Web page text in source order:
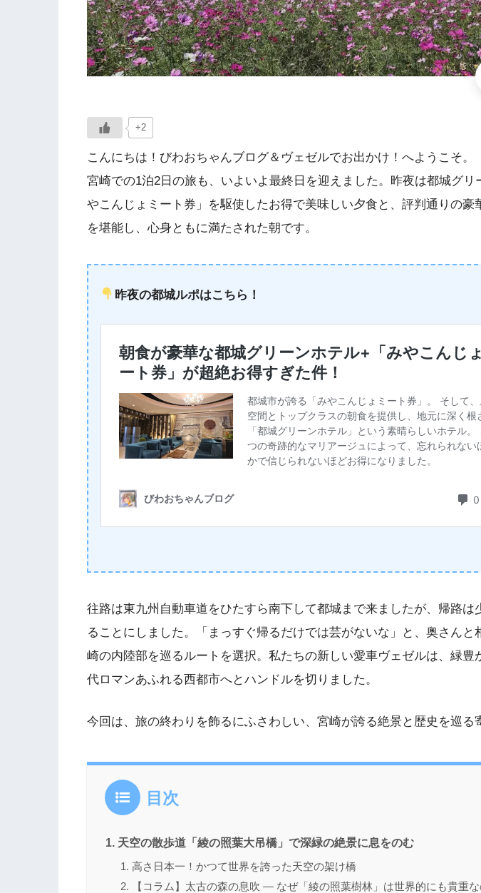
+2
こんにちは！びわおちゃんブログ＆ヴェゼルでお出かけ！へようこそ。
宮崎での1泊2日の旅も、いよいよ最終日を迎えました。昨夜は都城グリ
やこんじょミート券」を駆使したお得で美味しい夕食と、評判通りの豪
を堪能し、心身ともに満たされた朝です。
昨夜の都城ルポはこちら！
往路は東九州自動車道をひたすら南下して都城まで来ましたが、帰路は
ることにしました。「まっすぐ帰るだけでは芸がないな」と、奥さんと
崎の内陸部を巡るルートを選択。私たちの新しい愛車ヴェゼルは、緑豊
代ロマンあふれる西都市へとハンドルを切りました。
今回は、旅の終わりを飾るにふさわしい、宮崎が誇る絶景と歴史を巡る
目次
天空の散歩道「綾の照葉大吊橋」で深緑の絶景に息をのむ
高さ日本一！かつて世界を誇った天空の架け橋
【コラム】太古の森の息吹 ― なぜ「綾の照葉樹林」は世界的にも貴重な